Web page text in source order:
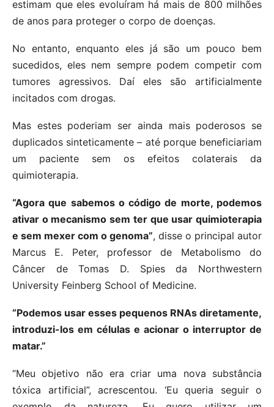
estimam que eles evoluíram há mais de 800 milhões
de anos para proteger o corpo de doenças.
No entanto, enquanto eles já são um pouco bem
sucedidos, eles nem sempre podem competir com
tumores agressivos. Daí eles são artificialmente
incitados com drogas.
Mas estes poderiam ser ainda mais poderosos se
duplicados sinteticamente – até porque beneficiariam
um paciente sem os efeitos colaterais da
quimioterapia.
“Agora que sabemos o código de morte, podemos
ativar o mecanismo sem ter que usar quimioterapia
e sem mexer com o genoma”, disse o principal autor
Marcus E. Peter, professor de Metabolismo do
Câncer de Tomas D. Spies da Northwestern
University Feinberg School of Medicine.
“Podemos usar esses pequenos RNAs diretamente,
introduzi-los em células e acionar o interruptor de
matar.”
“Meu objetivo não era criar uma nova substância
tóxica artificial”, acrescentou. ‘Eu queria seguir o